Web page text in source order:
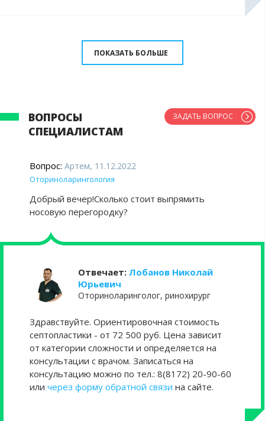
ПОКАЗАТЬ БОЛЬШЕ
ВОПРОСЫ
СПЕЦИАЛИСТАМ
ЗАДАТЬ ВОПРОС
Вопрос: Артем, 11.12.2022
Оториноларингология
Добрый вечер!Сколько стоит выпрямить
носовую перегородку?
Отвечает: Лобанов Николай
Юрьевич
Оториноларинголог, ринохирург
Здравствуйте. Ориентировочная стоимость
септопластики - от 72 500 руб. Цена зависит
от категории сложности и определяется на
консультации с врачом. Записаться на
консультацию можно по тел.: 8(8172) 20-90-60
или через форму обратной связи на сайте.